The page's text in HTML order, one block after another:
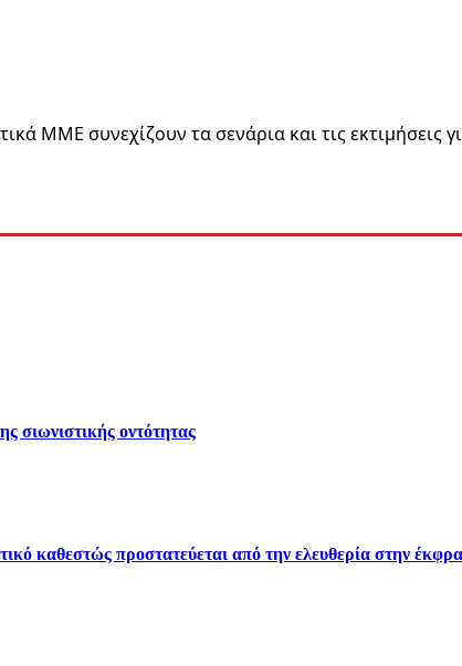
ΜΜΕ συνεχίζουν τα σενάρια και τις εκτιμήσεις
σιωνιστικής οντότητας
καθεστώς προστατεύεται από την ελευθερία στην